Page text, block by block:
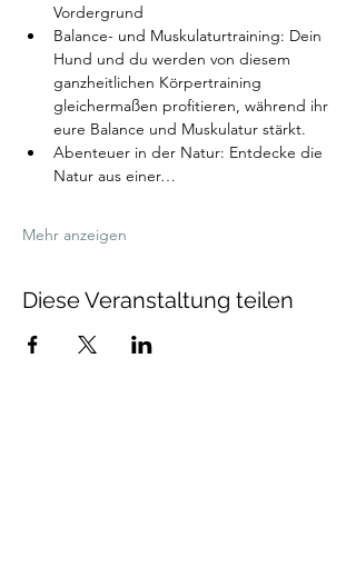
Vordergrund
Balance- und Muskulaturtraining: Dein
Hund und du werden von diesem
ganzheitlichen Körpertraining
gleichermaßen profitieren, während ihr
eure Balance und Muskulatur stärkt.
Abenteuer in der Natur: Entdecke die
Natur aus einer…
Mehr anzeigen
Diese Veranstaltung teilen